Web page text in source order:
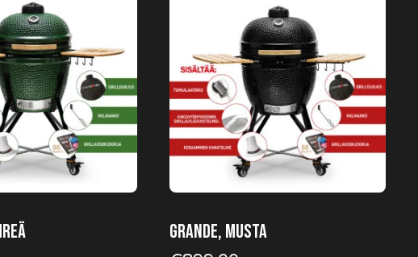
Grande, musta